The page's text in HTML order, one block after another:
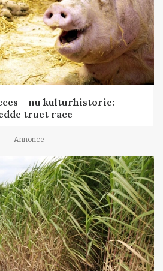
– nu kulturhistorie:
truet race
Annonce